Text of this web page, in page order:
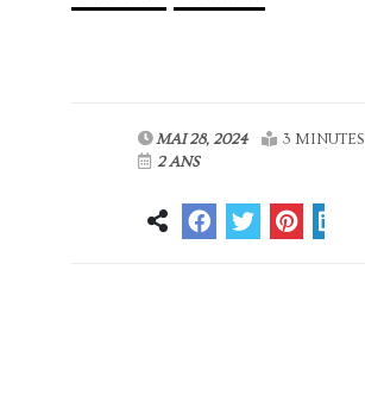
MAI 28, 2024
3 MINUTES
2 ANS